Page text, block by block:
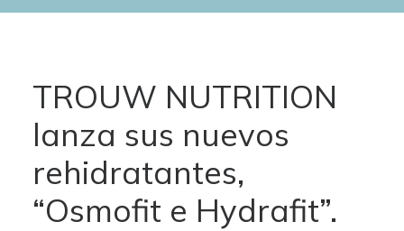
TROUW NUTRITION
lanza sus nuevos
rehidratantes,
“Osmofit e Hydrafit”.